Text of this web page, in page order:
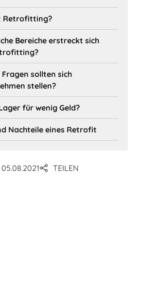
Retrofitting?
Bereiche erstreckt sich
Fragen sollten sich
stellen?
für wenig Geld?
Nachteile eines Retrofit
05.08.2021 TEILEN